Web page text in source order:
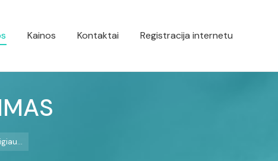
Kainos Kontaktai Registracija internetu